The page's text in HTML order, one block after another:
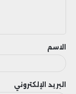
ق
الاسم
البريد الإلكتروني